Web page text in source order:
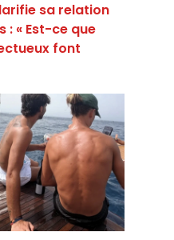
sa relation
: « Est-ce que
font